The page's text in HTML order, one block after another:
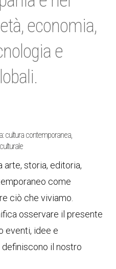
economia,
e
cultura contemporanea,
arte, storia, editoria,
come
ciò che viviamo.
osservare il presente
eventi, idee e
il nostro